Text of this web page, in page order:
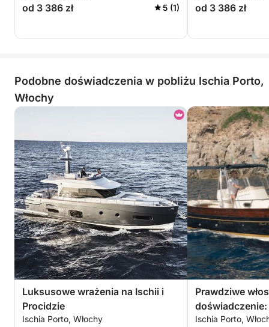
od 3 386 zł 5 (1) od 3 386 zł
Podobne doświadczenia w pobliżu Ischia Porto,
Włochy
Luksusowe wrażenia na Ischii i
Procidzie
Ischia Porto, Włochy
Prawdziwe
doświadczenie:
Ischii
Ischia Porto,